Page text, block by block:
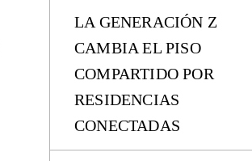
LA GENERACIÓN Z
CAMBIA EL PISO
COMPARTIDO POR
RESIDENCIAS
CONECTADAS